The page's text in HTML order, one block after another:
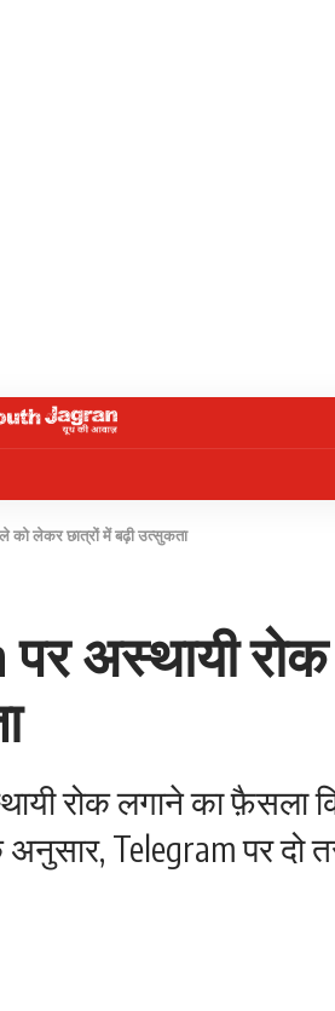
को लेकर छात्रों में बढ़ी उत्सुकता
अस्थायी
रोक लगाने का फ़ैसला
Telegram पर दो